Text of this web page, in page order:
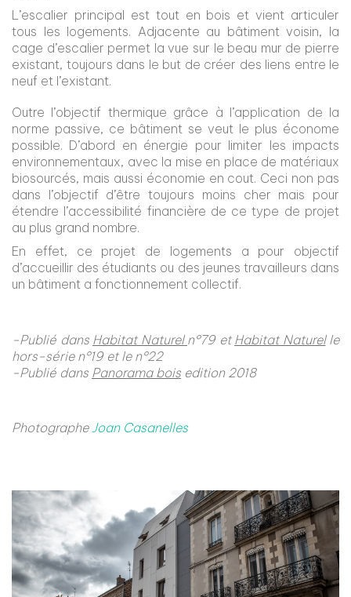
L’escalier principal est tout en bois et vient articuler
tous les logements. Adjacente au bâtiment voisin, la
cage d’escalier permet la vue sur le beau mur de pierre
existant, toujours dans le but de créer des liens entre le
neuf et l’existant.
Outre l’objectif thermique grâce à l’appli­cation de la
norme passive, ce bâtiment se veut le plus économe
possible. D’abord en énergie pour limiter les impacts
envi­ronnementaux, avec la mise en place de matériaux
biosourcés, mais aussi économie en cout. Ceci non pas
dans l’objectif d’être toujours moins cher mais pour
étendre l’ac­cessibilité financière de ce type de projet
au plus grand nombre.
En effet, ce projet de logements a pour objectif
d’accueillir des étudiants ou des jeunes travailleurs dans
un bâtiment a fonc­tionnement collectif.
-Publié dans Habitat Naturel n°79 et Habitat Naturelle
hors-série n°19 et le n°22
-Publié dans Panorama bois edition 2018
PhotographeJoan Casanelles